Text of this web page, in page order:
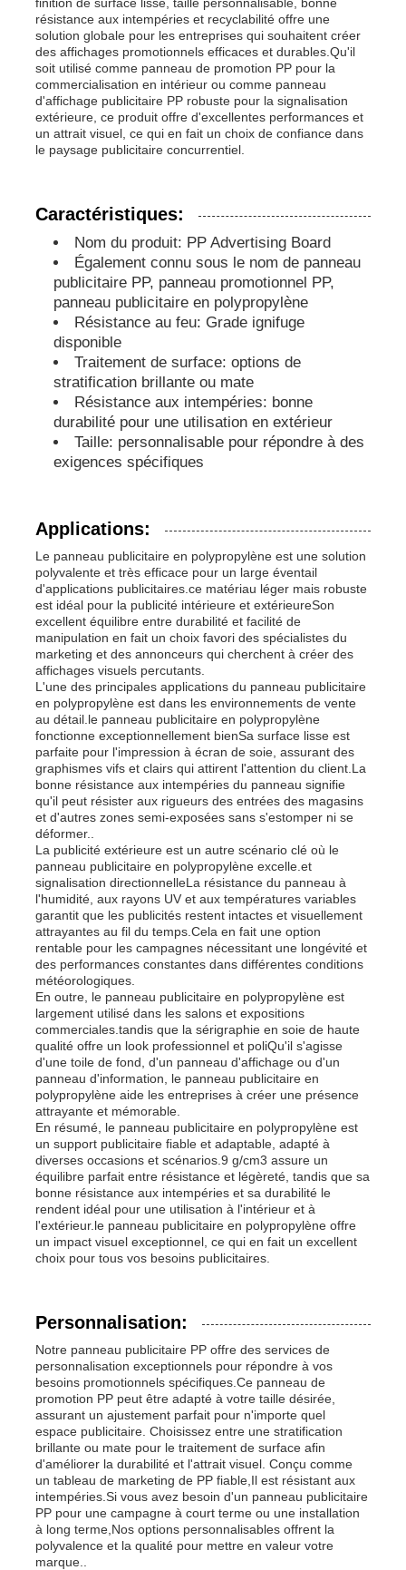
Conseil publicitaire du PP
Feuille de plastique en PP
Feuille de polypropylène ignifuge
Pp creusent le panneau de construction
Feuille de paroi en PP
feuille de polypropylène
Pièces en PP
résistance aux intempéries et recyclabilité offre une
solution globale pour les entreprises qui souhaitent créer
des affichages promotionnels efficaces et durables.Qu'il
soit utilisé comme panneau de promotion PP pour la
commercialisation en intérieur ou comme panneau
d'affichage publicitaire PP robuste pour la signalisation
extérieure, ce produit offre d'excellentes performances et
un attrait visuel, ce qui en fait un choix de confiance dans
le paysage publicitaire concurrentiel.
Caractéristiques:
Nom du produit: PP Advertising Board
Également connu sous le nom de panneau
publicitaire PP, panneau promotionnel PP,
panneau publicitaire en polypropylène
Résistance au feu: Grade ignifuge
disponible
Traitement de surface: options de
stratification brillante ou mate
Résistance aux intempéries: bonne
durabilité pour une utilisation en extérieur
Taille: personnalisable pour répondre à des
exigences spécifiques
Applications:
Le panneau publicitaire en polypropylène est une solution
polyvalente et très efficace pour un large éventail
d'applications publicitaires.ce matériau léger mais robuste
est idéal pour la publicité intérieure et extérieureSon
excellent équilibre entre durabilité et facilité de
manipulation en fait un choix favori des spécialistes du
marketing et des annonceurs qui cherchent à créer des
affichages visuels percutants.
L'une des principales applications du panneau publicitaire
en polypropylène est dans les environnements de vente
au détail.le panneau publicitaire en polypropylène
fonctionne exceptionnellement bienSa surface lisse est
parfaite pour l'impression à écran de soie, assurant des
graphismes vifs et clairs qui attirent l'attention du client.La
bonne résistance aux intempéries du panneau signifie
qu'il peut résister aux rigueurs des entrées des magasins
et d'autres zones semi-exposées sans s'estomper ni se
déformer..
La publicité extérieure est un autre scénario clé où le
panneau publicitaire en polypropylène excelle.et
signalisation directionnelleLa résistance du panneau à
l'humidité, aux rayons UV et aux températures variables
garantit que les publicités restent intactes et visuellement
attrayantes au fil du temps.Cela en fait une option
rentable pour les campagnes nécessitant une longévité et
des performances constantes dans différentes conditions
météorologiques.
En outre, le panneau publicitaire en polypropylène est
largement utilisé dans les salons et expositions
commerciales.tandis que la sérigraphie en soie de haute
qualité offre un look professionnel et poliQu'il s'agisse
d'une toile de fond, d'un panneau d'affichage ou d'un
panneau d'information, le panneau publicitaire en
polypropylène aide les entreprises à créer une présence
attrayante et mémorable.
En résumé, le panneau publicitaire en polypropylène est
un support publicitaire fiable et adaptable, adapté à
diverses occasions et scénarios.9 g/cm3 assure un
équilibre parfait entre résistance et légèreté, tandis que sa
bonne résistance aux intempéries et sa durabilité le
rendent idéal pour une utilisation à l'intérieur et à
l'extérieur.le panneau publicitaire en polypropylène offre
un impact visuel exceptionnel, ce qui en fait un excellent
choix pour tous vos besoins publicitaires.
Personnalisation:
Notre panneau publicitaire PP offre des services de
personnalisation exceptionnels pour répondre à vos
besoins promotionnels spécifiques.Ce panneau de
promotion PP peut être adapté à votre taille désirée,
assurant un ajustement parfait pour n'importe quel
espace publicitaire. Choisissez entre une stratification
brillante ou mate pour le traitement de surface afin
d'améliorer la durabilité et l'attrait visuel. Conçu comme
un tableau de marketing de PP fiable,Il est résistant aux
intempéries.Si vous avez besoin d'un panneau publicitaire
PP pour une campagne à court terme ou une installation
à long terme,Nos options personnalisables offrent la
polyvalence et la qualité pour mettre en valeur votre
marque..